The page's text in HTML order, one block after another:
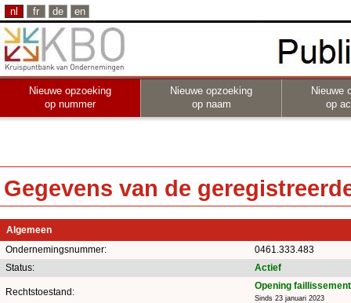
nl fr de en
Nieuwe opzoeking
op nummer
Nieuwe opzoeking
op naam
Nieuwe
op
Gegevens van de
Algemeen
Ondernemingsnummer:
0461.333.483
Status:
Actief
Rechtstoestand:
Opening faillissement
Sinds 23 januari 2023